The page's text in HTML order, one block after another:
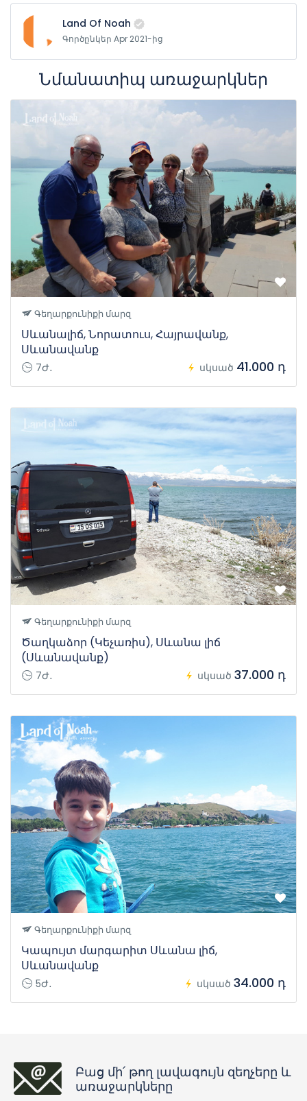
Land Of Noah
Գործընկեր Apr 2021-ից
Նմանատիպ առաջարկներ
Գեղարքունիքի մարզ
Սևանալիճ, Նորատուս, Հայրավանք,
Սևանավանք
7Ժ․ սկսած 41.000 դ
Գեղարքունիքի մարզ
Ծաղկաձոր (Կեչառիս), Սևանա լիճ
(Սևանավանք)
7Ժ․ սկսած 37.000 դ
Գեղարքունիքի մարզ
Կապույտ մարգարիտ Սևանա լիճ,
Սևանավանք
5Ժ․ սկսած 34.000 դ
Բաց մի՛ թող լավագույն զեղչերը և
առաջարկները